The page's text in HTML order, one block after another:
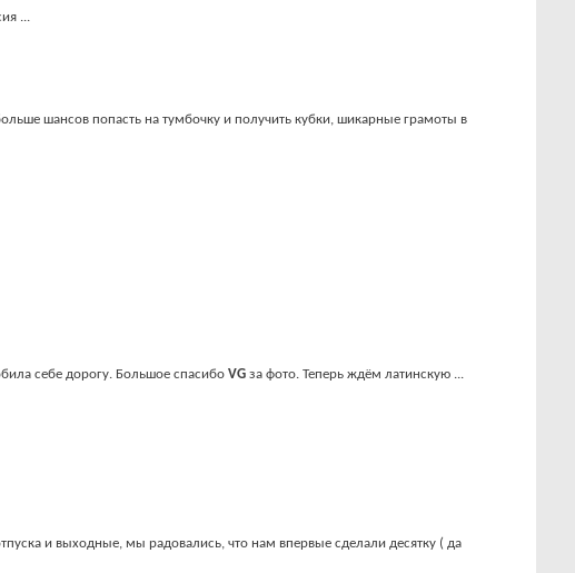
...
шансов попасть на тумбочку и получить кубки, шикарные грамоты в
себе дорогу. Большое спасибо VG за фото. Теперь ждём латинскую ...
и выходные, мы радовались, что нам впервые сделали десятку ( да